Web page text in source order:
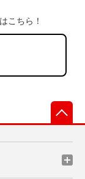
こちら！